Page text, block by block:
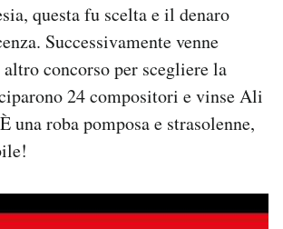
questa fu scelta e il denaro
Successivamente venne
concorso per scegliere la
24 compositori e vinse Ali
una roba pomposa e strasolenne,